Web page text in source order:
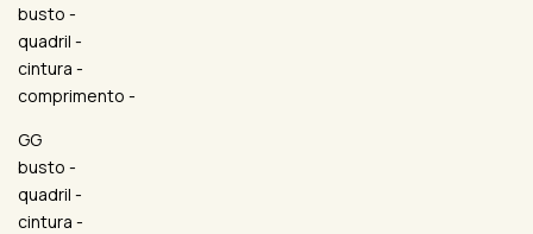
busto -
quadril -
cintura -
comprimento -
GG
busto -
quadril -
cintura -